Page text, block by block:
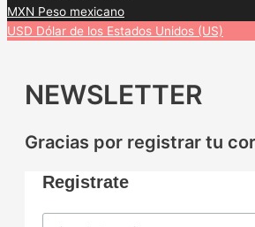
MXN Peso mexicano
USD Dólar de los Estados Unidos (US)
NEWSLETTER
Gracias por registrar tu
Registrate